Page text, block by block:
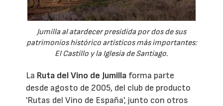
Jumilla al atardecer presidida por dos de sus
patrimonios histórico artísticos más importantes:
El Castillo y la Iglesia de Santiago.
La Ruta del Vino de Jumilla forma parte
desde agosto de 2005, del club de producto
'Rutas del Vino de España', junto con otros